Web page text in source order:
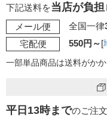
下記送料を当店が負担
メール便
全国一律
宅配便
550円～[
一部単品商品は送料がかか
平日13時までのご注